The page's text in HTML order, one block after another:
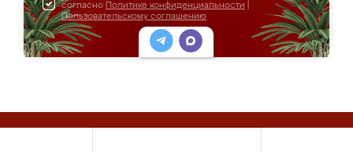
согласно Политике конфиденциальности
Пользовательскому соглашению